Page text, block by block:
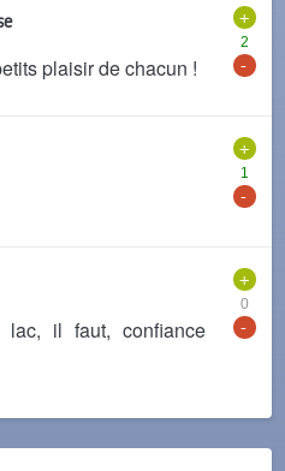
+
2
-
plaisir de chacun !
+
1
-
+
0
-
il faut, confiance